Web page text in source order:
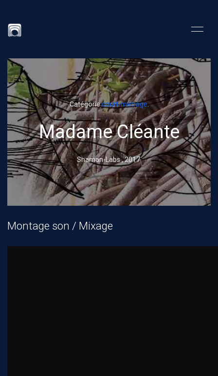
Catégoriecourt-métrage.
Madame Cléante
Shaman-Labs ,2017.
Montage son / Mixage